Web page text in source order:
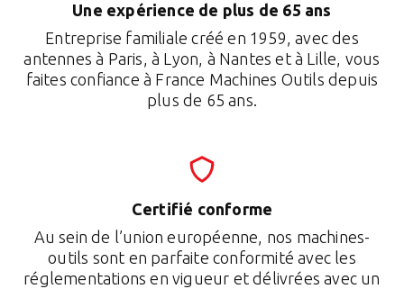
Une expérience de plus de 65 ans
Entreprise familiale créé en 1959, avec des
antennes à Paris, à Lyon, à Nantes et à Lille, vous
faites confiance à France Machines Outils depuis
plus de 65 ans.
Certifié conforme
Au sein de l’union européenne, nos machines-
outils sont en parfaite conformité avec les
réglementations en vigueur et délivrées avec un